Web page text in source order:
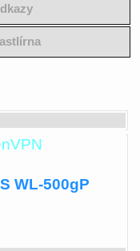
WL-500gP